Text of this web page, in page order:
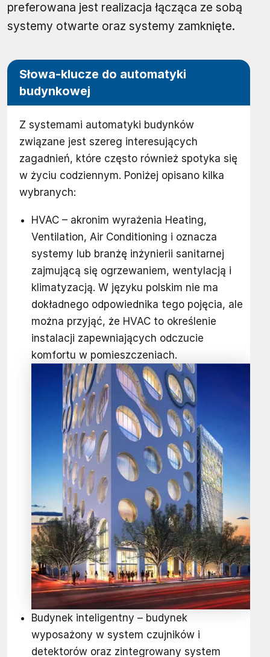
preferowana jest realizacja łącząca ze sobą
systemy otwarte oraz systemy zamknięte.
Słowa-klucze do automatyki
budynkowej
Z systemami automatyki budynków
związane jest szereg interesujących
zagadnień, które często również spotyka się
w życiu codziennym. Poniżej opisano kilka
wybranych:
HVAC – akronim wyrażenia Heating,
Ventilation, Air Conditioning i oznacza
systemy lub branżę inżynierii sanitarnej
zajmującą się ogrzewaniem, wentylacją i
klimatyzacją. W języku polskim nie ma
dokładnego odpowiednika tego pojęcia, ale
można przyjąć, że HVAC to określenie
instalacji zapewniających odczucie
komfortu w pomieszczeniach.
Budynek inteligentny – budynek
wyposażony w system czujników i
detektorów oraz zintegrowany system